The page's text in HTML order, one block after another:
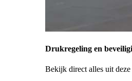
Drukregeling en
Bekijk direct alles uit deze